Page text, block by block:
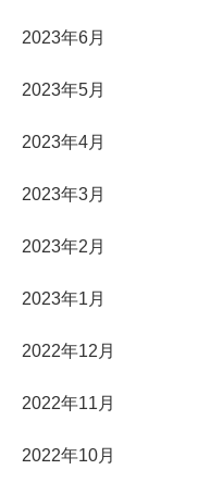
2023年6月
2023年5月
2023年4月
2023年3月
2023年2月
2023年1月
2022年12月
2022年11月
2022年10月